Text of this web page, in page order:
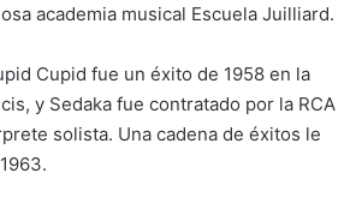
academia musical Escuela Juilliard.
Cupid fue un éxito de 1958 en la
y Sedaka fue contratado por la RCA
solista. Una cadena de éxitos le